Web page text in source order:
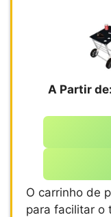
A Partir de:
O carrinho de
para facilitar o